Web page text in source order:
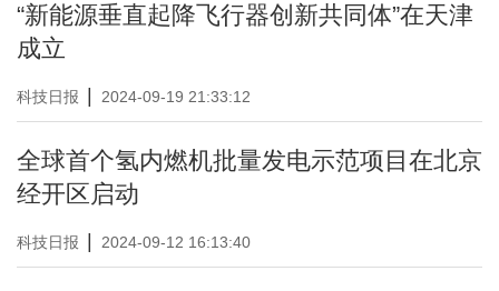
“新能源垂直起降飞行器创新共同体”在天津
成立
科技日报 2024-09-19 21:33:12
全球首个氢内燃机批量发电示范项目在北京
经开区启动
科技日报 2024-09-12 16:13:40